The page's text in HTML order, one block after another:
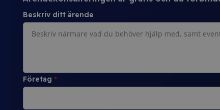
Beskriv ditt ärende
Företag *